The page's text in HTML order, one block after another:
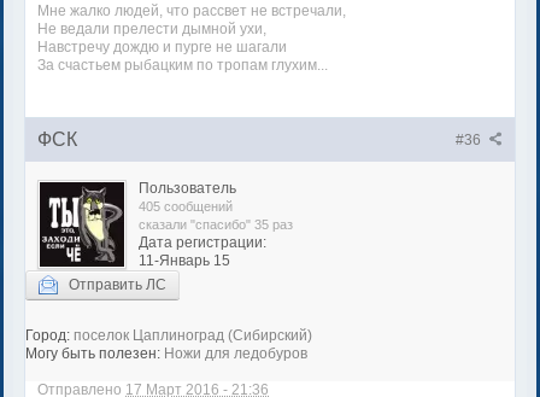
Мне жалко людей, что рассвет не встречали,
Не ведали прелести дымной ухи,
Навстречу дождю и пурге не шагали
За счастьем рыбацким по тропам глухим...
#36
ФСК
Пользователь
405 сообщений
сказали "спасибо" 35 раз
Дата регистрации:
11-Январь 15
Отправить ЛС
Город: поселок Цаплиноград (Сибирский)
Могу быть полезен: Ножи для ледобуров
Отправлено 17 Март 2016 - 21:36